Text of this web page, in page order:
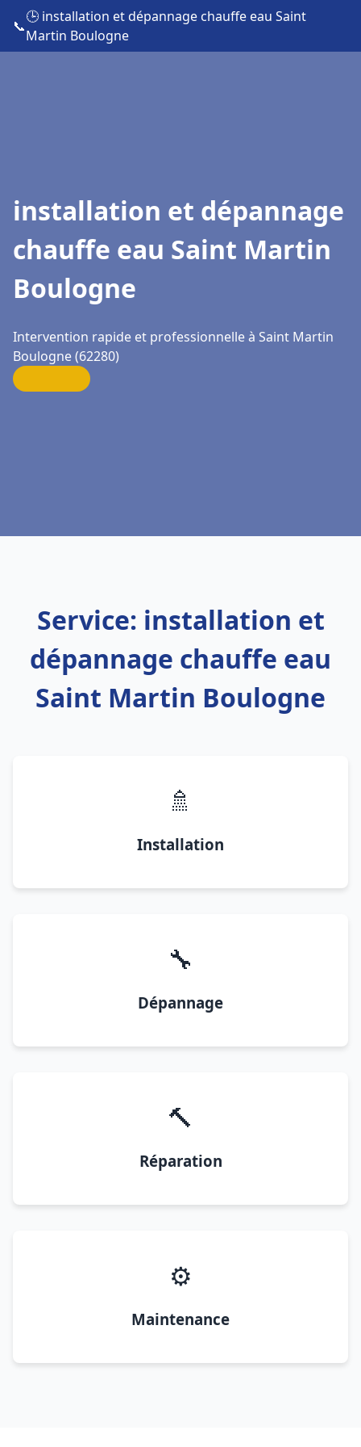
📞
🕒 installation et dépannage chauffe eau Saint
Martin Boulogne
installation et dépannage
chauffe eau Saint Martin
Boulogne
Intervention rapide et professionnelle à Saint Martin
Boulogne (62280)
Service: installation et
dépannage chauffe eau
Saint Martin Boulogne
🚿
Installation
🔧
Dépannage
🔨
Réparation
⚙️
Maintenance